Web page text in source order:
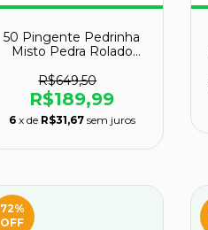
50 Pingente Pedrinha
Misto Pedra Rolado
R$649,50
R$189,99
6 x de R$31,67 sem juros
72%
OFF